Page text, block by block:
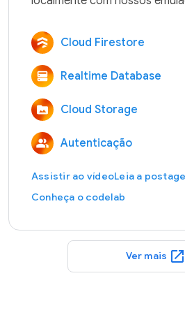
Cloud Firestore
Realtime Database
Cloud Storage
Autenticação
Assistir ao vídeoLeia a
Conheça o codelab
Ver mais open_in_new